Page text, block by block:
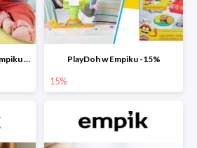
Zabawki Fisher-Price w Empiku do -20% PlayDoh w Empiku -15%
15%